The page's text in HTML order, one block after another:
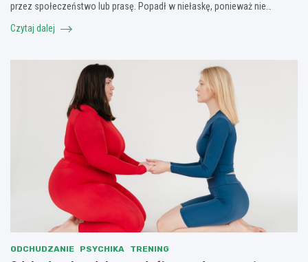
przez społeczeństwo lub prasę. Popadł w niełaskę, ponieważ nie…
Czytaj dalej
ODCHUDZANIE PSYCHIKA TRENING